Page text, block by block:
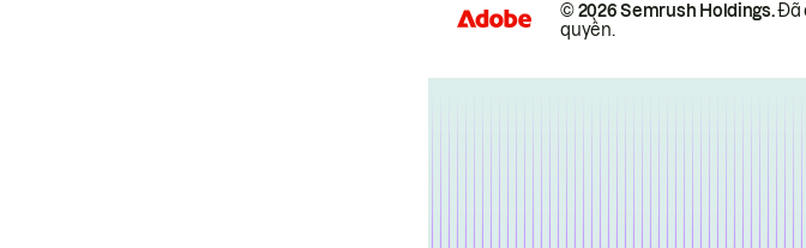
© 2026 Semrush Holdings.Đã
quyền.